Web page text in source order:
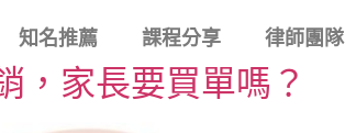
知名推薦 課程分享 律師團隊
，家長要買單嗎？